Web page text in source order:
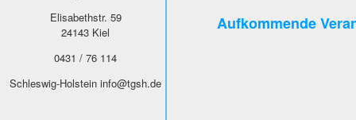
Elisabethstr. 59
24143 Kiel
0431 / 76 114
Schleswig-Holstein info@tgsh.de
Aufkommende